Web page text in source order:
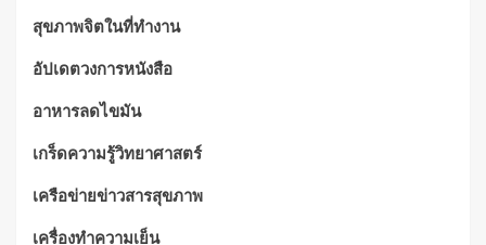
สุขภาพจิตในที่ทำงาน
อัปเดตวงการหนังสือ
อาหารลดไขมัน
เกร็ดความรู้วิทยาศาสตร์
เครือข่ายข่าวสารสุขภาพ
เครื่องทำความเย็น